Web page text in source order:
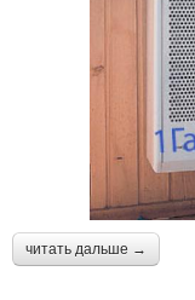
читать дальше →